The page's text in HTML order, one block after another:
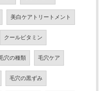
美白ケアトリートメント
クールビタミン
穴の種類 毛穴ケア
毛穴の黒ずみ